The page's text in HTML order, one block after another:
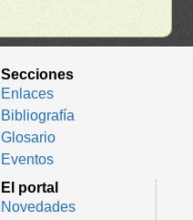
Secciones
Enlaces
Bibliografía
Glosario
Eventos
El portal
Novedades